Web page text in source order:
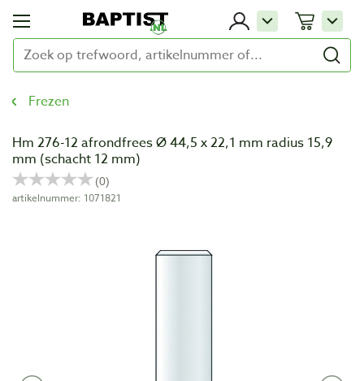
Frezen
Hm 276-12 afrondfrees Ø 44,5 x 22,1 mm radius 15,9
mm (schacht 12 mm)
artikelnummer: 1071821